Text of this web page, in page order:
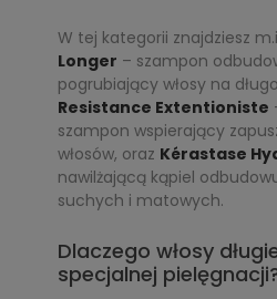
W tej kategorii znajdziesz
Longer – szampon
pogrubiający włosy na
Resistance Extentioniste
szampon wspierający
włosów, oraz Kérastase
nawilżającą kąpiel
suchych i matowych.
Dlaczego włosy
specjalnej